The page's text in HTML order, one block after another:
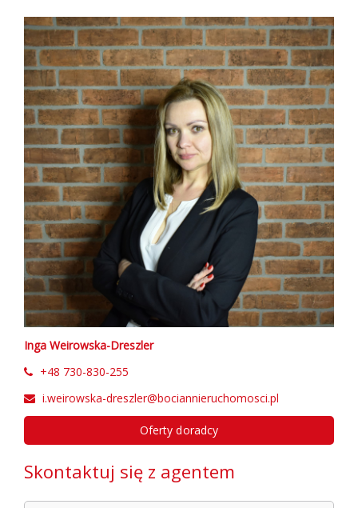
Inga Weirowska-Dreszler
+48 730-830-255
i.weirowska-dreszler@bociannieruchomosci.pl
Oferty doradcy
Skontaktuj się z agentem